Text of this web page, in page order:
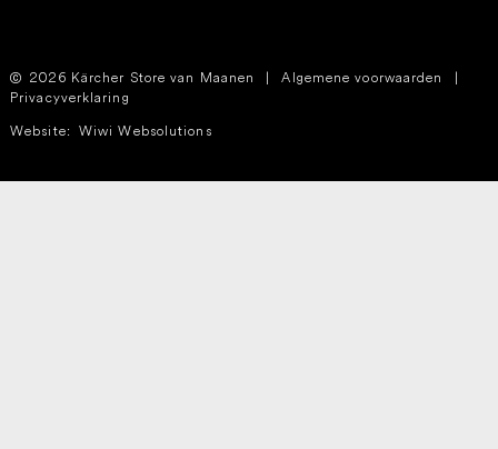
2026 Kärcher Store van Maanen | Algemene voorwaarden
|
Privacyverklaring
Website: Wiwi Websolutions